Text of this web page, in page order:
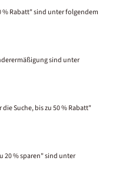
% Rabatt" sind unter folgendem
sind unter
die Suche, bis zu 50 % Rabatt"
20 % sparen" sind unter